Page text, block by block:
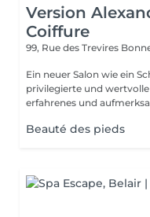
Version
Coiffure
99, Rue des Trevires
Ein neuer Salon wie ein
privilegierte und
erfahrenes und
Beauté des pieds